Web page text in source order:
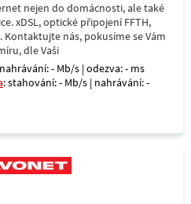
nejen do domácnosti, ale také
xDSL, optické připojení FFTH,
Kontaktujte nás, pokusíme se Vám
dle Vaši
- Mb/s | odezva: - ms
: stahování: - Mb/s | nahrávání: -